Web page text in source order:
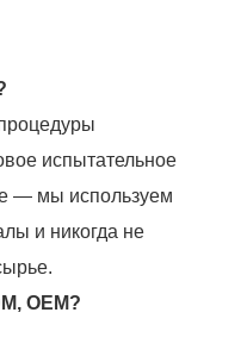
испытательное
— мы используем
и никогда не
OEM?